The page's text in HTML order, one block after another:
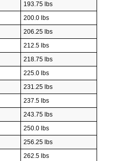
193.75 lbs
200.0 lbs
206.25 lbs
212.5 lbs
218.75 lbs
225.0 lbs
231.25 lbs
237.5 lbs
243.75 lbs
250.0 lbs
256.25 lbs
262.5 lbs